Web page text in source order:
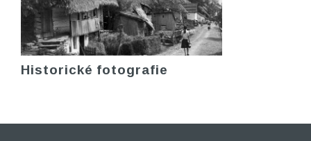
Historické fotografie